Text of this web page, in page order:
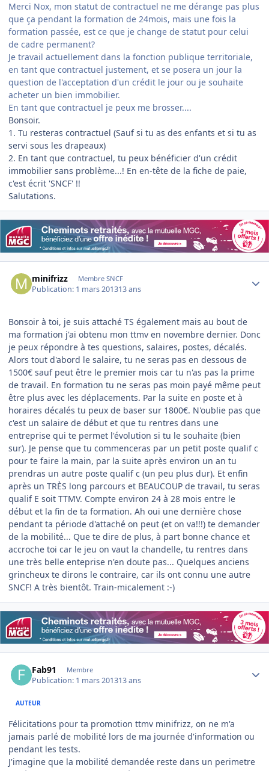
Merci Nox, mon statut de contractuel ne me dérange pas plus
que ça pendant la formation de 24mois, mais une fois la
formation passée, est ce que je change de statut pour celui
de cadre permanent?
Je travail actuellement dans la fonction publique territoriale,
en tant que contractuel justement, et se posera un jour la
question de l'acceptation d'un crédit le jour ou je souhaite
acheter un bien immobilier.
En tant que contractuel je peux me brosser....
Bonsoir.
1. Tu resteras contractuel (Sauf si tu as des enfants et si tu as
servi sous les drapeaux)
2. En tant que contractuel, tu peux bénéficier d'un crédit
immobilier sans problème...! En en-tête de la fiche de paie,
c'est écrit 'SNCF' !!
Salutations.
minifrizz Membre SNCF
Publication: 1 mars 201313 ans
Bonsoir à toi, je suis attaché TS également mais au bout de
ma formation j'ai obtenu mon ttmv en novembre dernier. Donc
je peux répondre à tes questions, salaires, postes, décalés.
Alors tout d'abord le salaire, tu ne seras pas en dessous de
1500€ sauf peut être le premier mois car tu n'as pas la prime
de travail. En formation tu ne seras pas moin payé même peut
être plus avec les déplacements. Par la suite en poste et à
horaires décalés tu peux de baser sur 1800€. N'oublie pas que
c'est un salaire de début et que tu rentres dans une
entreprise qui te permet l'évolution si tu le souhaite (bien
sur). Je pense que tu commenceras par un petit poste qualif c
pour te faire la main, par la suite après environ un an tu
prendras un autre poste qualif c (un peu plus dur). Et enfin
après un TRÈS long parcours et BEAUCOUP de travail, tu seras
qualif E soit TTMV. Compte environ 24 à 28 mois entre le
début et la fin de ta formation. Ah oui une dernière chose
pendant ta période d'attaché on peut (et on va!!!) te demander
de la mobilité... Que te dire de plus, à part bonne chance et
accroche toi car le jeu on vaut la chandelle, tu rentres dans
une très belle enteprise n'en doute pas... Quelques anciens
grincheux te dirons le contraire, car ils ont connu une autre
SNCF! A très bientôt. Train-micalement :-)
Fab91 Membre
Publication: 1 mars 201313 ans
AUTEUR
Félicitations pour ta promotion ttmv minifrizz, on ne m'a
jamais parlé de mobilité lors de ma journée d'information ou
pendant les tests.
J'imagine que la mobilité demandée reste dans un perimetre